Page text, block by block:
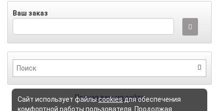
Ваш заказ
Полная версия сайта
Сайт использует файлыcookiesдля обеспечения
комфортной работы пользователя. Продолжая